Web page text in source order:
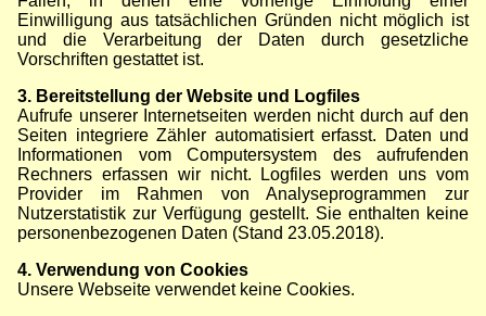
Einwilligung aus tatsächlichen Gründen nicht möglich ist
und die Verarbeitung der Daten durch gesetzliche
Vorschriften gestattet ist.
3. Bereitstellung der Website und Logfiles
Aufrufe unserer Internetseiten werden nicht durch auf den
Seiten integriere Zähler automatisiert erfasst. Daten und
Informationen vom Computersystem des aufrufenden
Rechners erfassen wir nicht. Logfiles werden uns vom
Provider im Rahmen von Analyseprogrammen zur
Nutzerstatistik zur Verfügung gestellt. Sie enthalten keine
personenbezogenen Daten (Stand 23.05.2018).
4. Verwendung von Cookies
Unsere Webseite verwendet keine Cookies.